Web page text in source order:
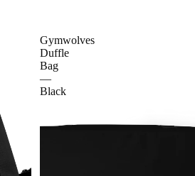
Gymwolves
Duffle
Bag
—
Black